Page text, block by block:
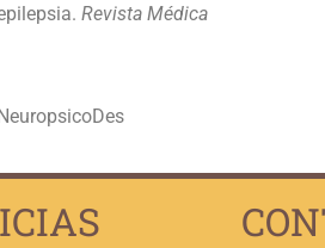
Revista Médica